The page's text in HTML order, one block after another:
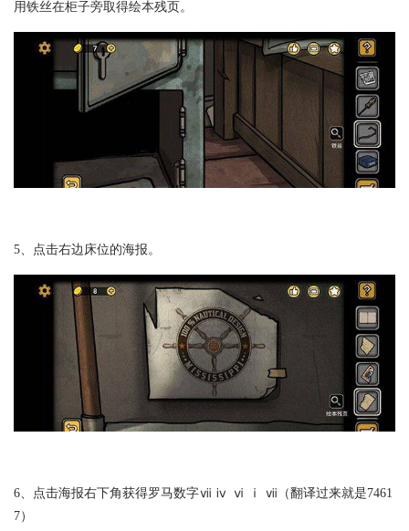
用铁丝在柜子旁取得绘本残页。
5、点击右边床位的海报。
6、点击海报右下角获得罗马数字ⅶ ⅳ ⅵ ⅰ ⅶ（翻译过来就是7461
7）